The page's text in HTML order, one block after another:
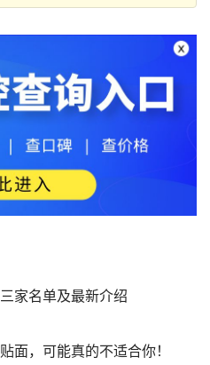
家名单及最新介绍
面，可能真的不适合你！